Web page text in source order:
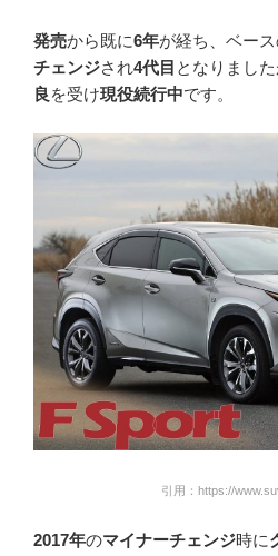
発売から既に6年が経ち、ベー
チェンジされ4代目 となりました
良 を受け現役続行中です。
引用：https://
2017年のマイナーチェンジ時に